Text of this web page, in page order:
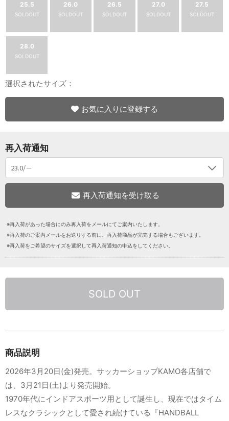
25.5
SOLDOUT
26.0
SOLDOUT
26.5
SOLDOUT
27.0
SOLDOUT
27.5
SOLDOUT
28.0
SOLDOUT
選択されたサイズ：
お気に入りに登録する
再入荷通知
※再入荷があった場合にのみ再入荷をメールにてご案内いたします。
※再入荷のご案内メールをお送りする前に、再入荷商品が完売する場合もございます。
※再入荷をご希望のサイズを選択して再入荷通知の申込をしてください。
SOLD OUT
商品説明
2026年3月20日(金)発売。サッカーショップKAMO各店舗で
は、3月21日(土)より発売開始。
1970年代にインドアスポーツ用として誕生し、現在ではタイム
レスなクラシックとして愛され続けている『HANDBALL